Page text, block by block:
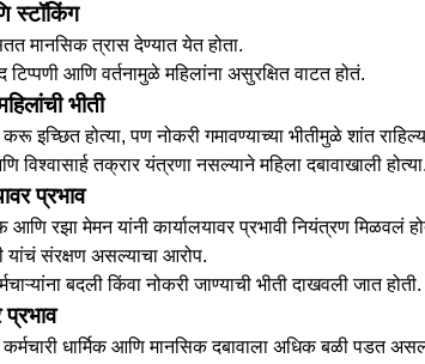
स्टॉकिंग
मानसिक त्रास देण्यात येत होता.
टिप्पणी आणि वर्तनामुळे महिलांना असुरक्षित वाटत होतं.
भीती
इच्छित होत्या, पण नोकरी गमावण्याच्या भीतीमुळे शांत
विश्वासार्ह तक्रार यंत्रणा नसल्याने महिला दबावाखाली होत्या.
प्रभाव
आणि रझा मेमन यांनी कार्यालयावर प्रभावी नियंत्रण मिळवलं
यांचं संरक्षण असल्याचा आरोप.
बदली किंवा नोकरी जाण्याची भीती दाखवली जात होती.
प्रभाव
धार्मिक आणि मानसिक दबावाला अधिक बळी पडत